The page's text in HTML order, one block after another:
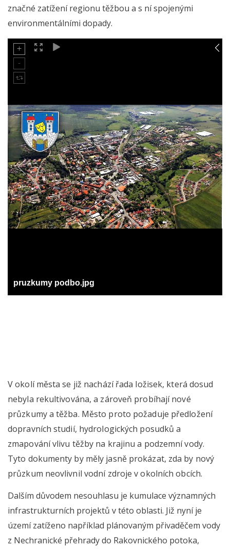
značné zatížení regionu těžbou a s ní spojenými
environmentálními dopady.
pruzkumy podbo.jpg
V okolí města se již nachází řada ložisek, která dosud
nebyla rekultivována, a zároveň probíhají nové
průzkumy a těžba. Město proto požaduje předložení
dopravních studií, hydrologických posudků a
zmapování vlivu těžby na krajinu a podzemní vody.
Tyto dokumenty by měly jasně prokázat, zda by nový
průzkum neovlivnil vodní zdroje v okolních obcích.
Dalším důvodem nesouhlasu je kumulace významných
infrastrukturních projektů v této oblasti. Již nyní je
území zatíženo například plánovaným přivaděčem vody
z Nechranické přehrady do Rakovnického potoka,